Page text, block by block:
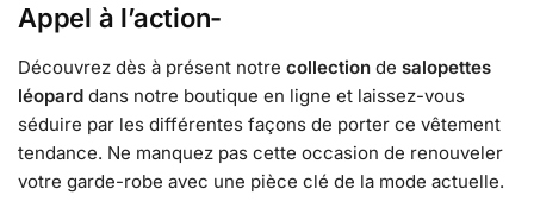
Appel à l’action-
Découvrez dès à présent notre collection de salopettes
léopard dans notre boutique en ligne et laissez-vous
séduire par les différentes façons de porter ce vêtement
tendance. Ne manquez pas cette occasion de renouveler
votre garde-robe avec une pièce clé de la mode actuelle.